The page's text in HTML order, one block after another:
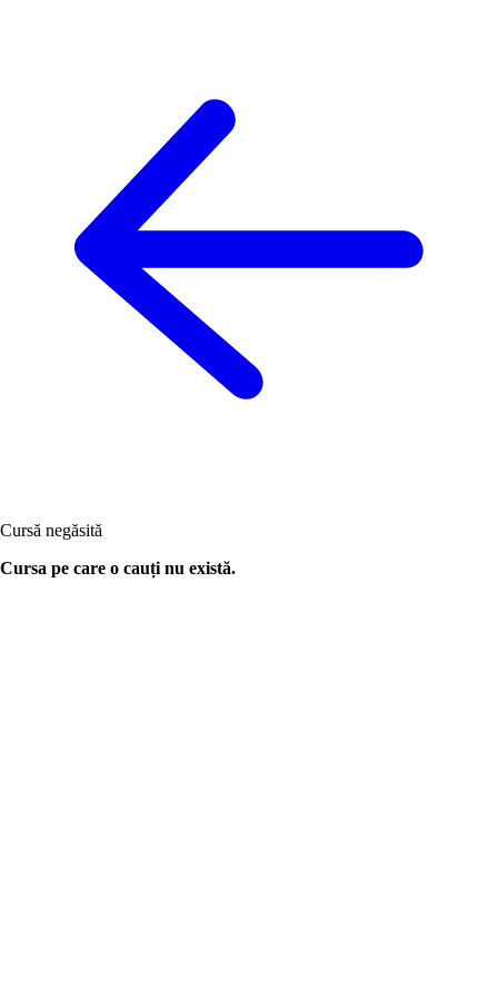
Cursă negăsită
Cursa pe care o cauți nu există.